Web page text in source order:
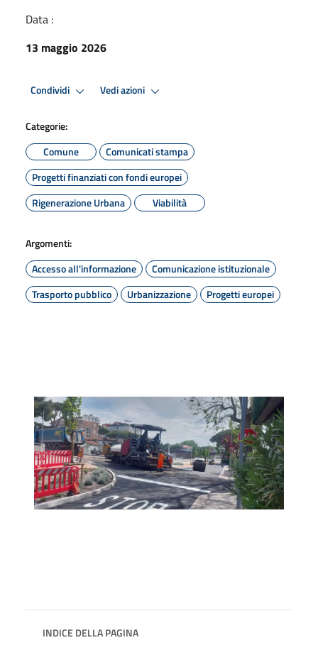
Data :
13 maggio 2026
Condividi Vedi azioni
Categorie:
Comune
Comunicati stampa
Progetti finanziati con fondi europei
Rigenerazione Urbana
Viabilità
Argomenti:
Accesso all'informazione
Comunicazione istituzionale
Trasporto pubblico
Urbanizzazione Progetti europei
INDICE DELLA PAGINA